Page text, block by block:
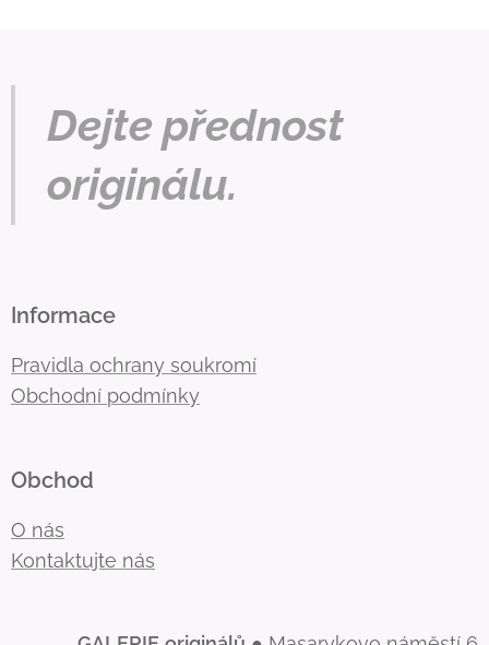
Dejte přednost
originálu.
Informace
Pravidla ochrany soukromí
Obchodní podmínky
Obchod
O nás
Kontaktujte nás